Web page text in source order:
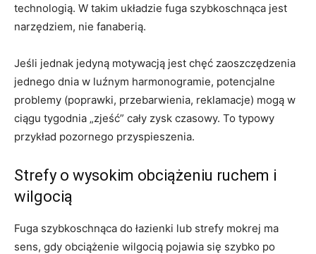
technologią. W takim układzie fuga szybkoschnąca jest
narzędziem, nie fanaberią.
Jeśli jednak jedyną motywacją jest chęć zaoszczędzenia
jednego dnia w luźnym harmonogramie, potencjalne
problemy (poprawki, przebarwienia, reklamacje) mogą w
ciągu tygodnia „zjeść” cały zysk czasowy. To typowy
przykład pozornego przyspieszenia.
Strefy o wysokim obciążeniu ruchem i
wilgocią
Fuga szybkoschnąca do łazienki lub strefy mokrej ma
sens, gdy obciążenie wilgocią pojawia się szybko po